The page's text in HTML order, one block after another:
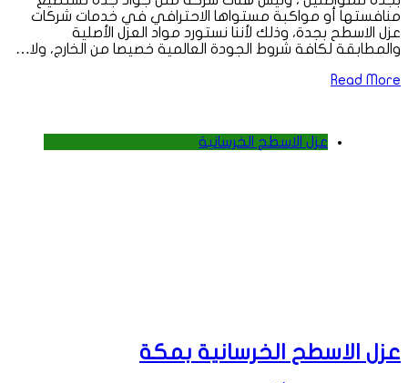
منافستها أو مواكبة مستواها الاحترافي في خدمات شركات
عزل الاسطح بجدة، وذلك لأننا نستورد مواد العزل الأصلية
والمطابقة لكافة شروط الجودة العالمية خصيصا من الخارج، ولا…
Read More
عزل الاسطح الخرسانية
عزل الاسطح الخرسانية بمكة